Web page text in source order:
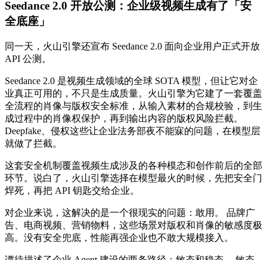
Seedance 2.0 开放公测：企业级视频生成有了「安
全底座」
同一天，火山引擎还宣布 Seedance 2.0 面向企业用户正式开放
API 公测。
Seedance 2.0 是视频生成领域的全球 SOTA 模型，但让它对企
业真正可用的，不只是生成质量。火山引擎为它建了一套覆盖
全流程的肖像与版权安全标准，从输入素材的合规校验，到生
成过程中的肖像权保护，再到输出内容的版权风险拦截。
Deepfake、侵权这些让企业法务部夜不能寐的问题，在模型层
就做了拦截。
这套安全机制覆盖视频生成涉及的各种模态和创作前后的全部
环节。说白了，火山引擎选择在模型最火的时候，先把安全门
焊死，再把 API 钥匙交给企业。
对企业来说，这解决的是一个很现实的问题：敢用。 品牌广
告、电商视频、营销物料，这些场景对版权和肖像的敏感度极
高。没有安全兜底，性能再强企业也不敢大规模接入。